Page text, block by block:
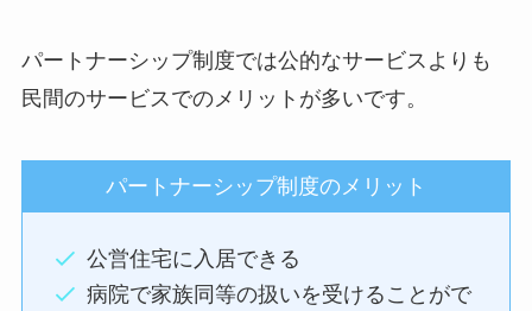
パートナーシップ制度では公的なサービスよりも
民間のサービスでのメリットが多いです。
パートナーシップ制度のメリット
公営住宅に入居できる
病院で家族同等の扱いを受けることがで